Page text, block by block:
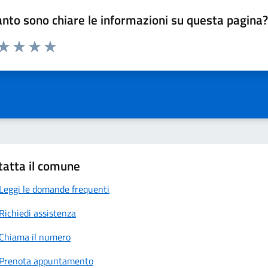
sono chiare le informazioni su questa pagina?
da 1 a 5 stelle la pagina
il comune
Leggi le domande frequenti
Richiedi assistenza
Chiama il numero
Prenota appuntamento